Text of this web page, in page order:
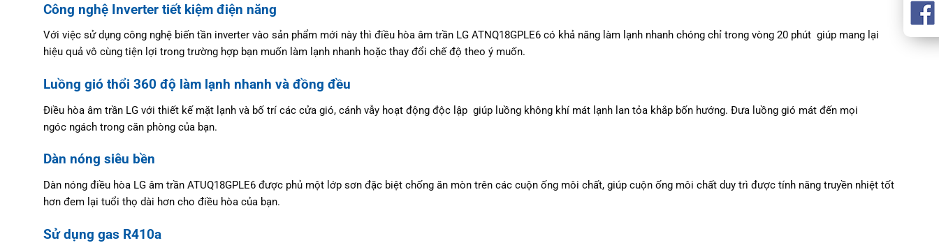
Công nghệ Inverter tiết kiệm điện năng
Với việc sử dụng công nghệ biến tần inverter vào sản phẩm mới này thì điều hòa âm trần LG ATNQ18GPLE6 có khả năng làm lạnh nhanh chóng chỉ trong vòng 20 phút giúp mang lại
hiệu quả vô cùng tiện lợi trong trường hợp bạn muốn làm lạnh nhanh hoặc thay đổi chế độ theo ý muốn.
Luồng gió thổi 360 độ làm lạnh nhanh và đồng đều
Điều hòa âm trần LG với thiết kế mặt lạnh và bố trí các cửa gió, cánh vẫy hoạt động độc lập giúp luồng không khí mát lạnh lan tỏa khắp bốn hướng. Đưa luồng gió mát đến mọi
ngóc ngách trong căn phòng của bạn.
Dàn nóng siêu bền
Dàn nóng điều hòa LG âm trần ATUQ18GPLE6 được phủ một lớp sơn đặc biệt chống ăn mòn trên các cuộn ống môi chất, giúp cuộn ống môi chất duy trì được tính năng truyền nhiệt tốt
hơn đem lại tuổi thọ dài hơn cho điều hòa của bạn.
Sử dụng gas R410a